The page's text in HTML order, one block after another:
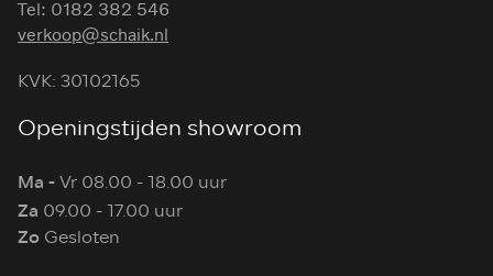
Tel: 0182 382 546
verkoop@schaik.nl
KVK: 30102165
Openingstijden showroom
Ma -Vr 08.00 - 18.00 uur
Za 09.00 - 17.00 uur
Zo Gesloten